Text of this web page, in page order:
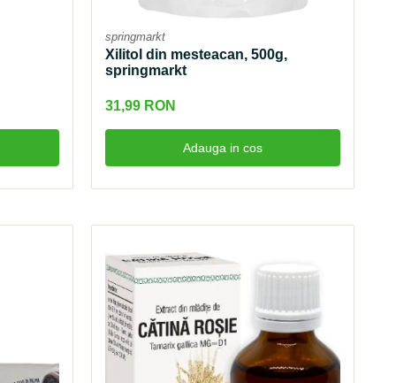
springmarkt
Xilitol din mesteacan, 500g,
springmarkt
31,99 RON
Adauga in cos